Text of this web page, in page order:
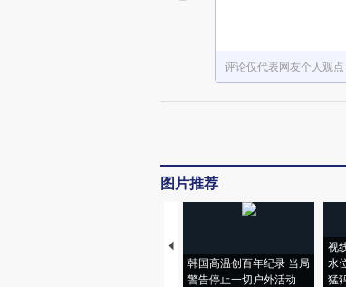
评论仅代表网友个人观
图片推荐
韩国高温创百年纪录 当局
警告停止一切户外活动
视
水
猛